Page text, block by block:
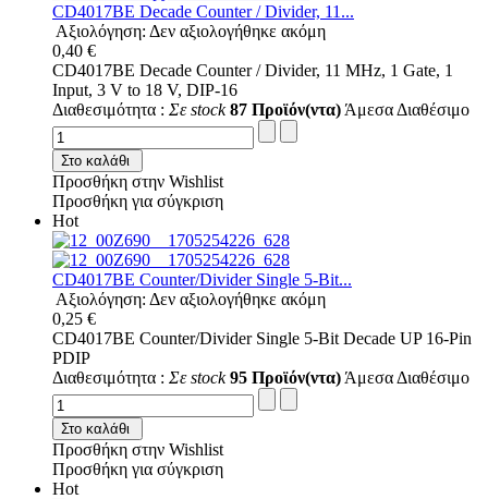
CD4017BE Decade Counter / Divider, 11...
Αξιολόγηση: Δεν αξιολογήθηκε ακόμη
0,40 €
CD4017BE Decade Counter / Divider, 11 MHz, 1 Gate, 1
Input, 3 V to 18 V, DIP-16
Διαθεσιμότητα : Σε stock 87 Προϊόν(ντα) Άμεσα Διαθέσιμο
Στο καλάθι
Προσθήκη στην Wishlist
Προσθήκη για σύγκριση
Hot
CD4017BE Counter/Divider Single 5-Bit...
Αξιολόγηση: Δεν αξιολογήθηκε ακόμη
0,25 €
CD4017BE Counter/Divider Single 5-Bit Decade UP 16-Pin
PDIP
Διαθεσιμότητα : Σε stock 95 Προϊόν(ντα) Άμεσα Διαθέσιμο
Στο καλάθι
Προσθήκη στην Wishlist
Προσθήκη για σύγκριση
Hot